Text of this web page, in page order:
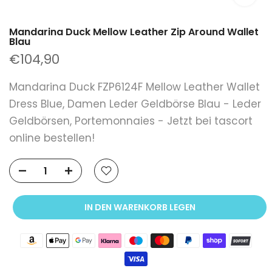
Mandarina Duck Mellow Leather Zip Around Wallet
Blau
€104,90
Mandarina Duck FZP6124F Mellow Leather Wallet
Dress Blue, Damen Leder Geldbörse Blau - Leder
Geldbörsen, Portemonnaies - Jetzt bei tascort
online bestellen!
IN DEN WARENKORB LEGEN